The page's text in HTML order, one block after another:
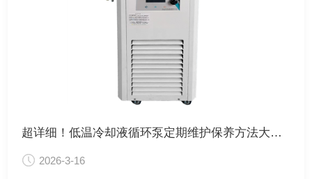
超详细！低温冷却液循环泵定期维护保养方法大公开
2026-3-16